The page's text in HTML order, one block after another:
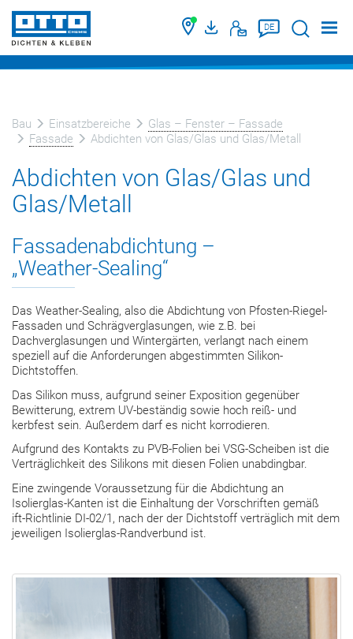
DE Suche
Bau Einsatzbereiche
Glas – Fenster – Fassade
Fassade
Abdichten von Glas/Glas und Glas/Metall
Abdichten von Glas/Glas und
Glas/Metall
Fassadenabdichtung –
„Weather‑Sealing“
Das Weather-Sealing, also die Abdichtung von Pfosten-Riegel-
Fassaden und Schrägverglasungen, wie z.B. bei
Dachverglasungen und Wintergärten, verlangt nach einem
speziell auf die Anforderungen abgestimmten Silikon-
Dichtstoffen.
Das Silikon muss, aufgrund seiner Exposition gegenüber
Bewitterung, extrem UV-beständig sowie hoch reiß- und
kerbfest sein. Außerdem darf es nicht korrodieren.
Aufgrund des Kontakts zu PVB-Folien bei VSG-Scheiben ist die
Verträglichkeit des Silikons mit diesen Folien unabdingbar.
Eine zwingende Voraussetzung für die Abdichtung an
Isolierglas-Kanten ist die Einhaltung der Vorschriften gemäß
ift‑Richtlinie DI‑02/1, nach der der Dichtstoff verträglich mit dem
jeweiligen Isolierglas-Randverbund ist.